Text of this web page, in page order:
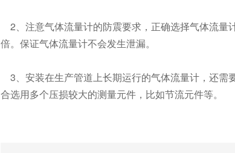
2、注意气体流量计的防震要求，正确选择气体流量
倍。保证气体流量计不会发生泄漏。
3、安装在生产管道上长期运行的气体流量计，还需
合选用多个压损较大的测量元件，比如节流元件等。